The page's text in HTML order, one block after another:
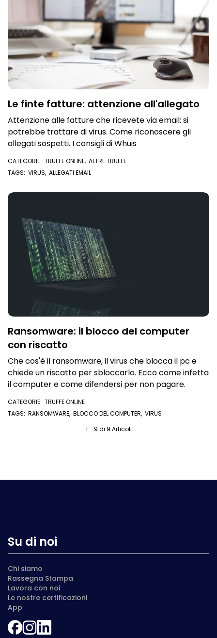
Le finte fatture: attenzione all'allegato
Attenzione alle fatture che ricevete via email: si
potrebbe trattare di virus. Come riconoscere gli
allegati sospetti. I consigli di Whuis
CATEGORIE: TRUFFE ONLINE, ALTRE TRUFFE
TAGS: VIRUS, ALLEGATI EMAIL
Ransomware: il blocco del computer
con riscatto
Che cos'è il ransomware, il virus che blocca il pc e
chiede un riscatto per sbloccarlo. Ecco come infetta
il computer e come difendersi per non pagare.
CATEGORIE: TRUFFE ONLINE
TAGS: RANSOMWARE, BLOCCO DEL COMPUTER, VIRUS
1 - 9 di 9 Articoli
Su di noi
Chi siamo
Rassegna Stampa
Lavora con noi
Le nostre certificazioni
App